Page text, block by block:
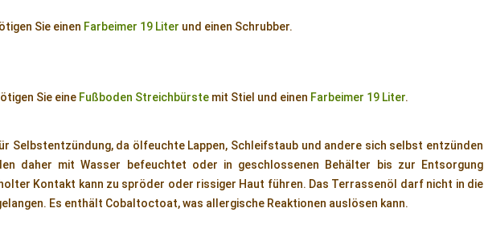
Sie einen Farbeimer 19 Liter und einen Schrubber.
Sie eine Fußboden Streichbürste mit Stiel und einen Farbeimer 19 Liter.
Selbstentzündung, da ölfeuchte Lappen, Schleifstaub und andere sich selbst entzünden
daher mit Wasser befeuchtet oder in geschlossenen Behälter bis zur Entsorgung
Kontakt kann zu spröder oder rissiger Haut führen. Das Terrassenöl darf nicht in die
Es enthält Cobaltoctoat, was allergische Reaktionen auslösen kann.